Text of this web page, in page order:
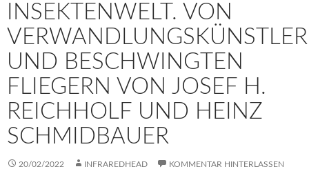
INSEKTENWELT. VON
UND BESCHWINGTEN
FLIEGERN VON JOSEF H.
REICHHOLF UND HEINZ
SCHMIDBAUER
20/02/2022 INFRAREDHEAD KOMMENTAR HINTERLASSEN